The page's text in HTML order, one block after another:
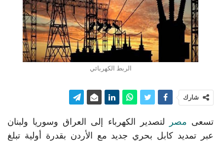
الربط الكهربائي
شارك
تسعى مصر
لتصدير الكهرباء إلى العراق وسوريا ولبنان
عبر تمديد كابل بحري جديد مع الأردن بقدرة أولية تبلغ